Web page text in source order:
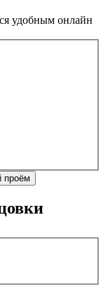
удобным онлайн
проём